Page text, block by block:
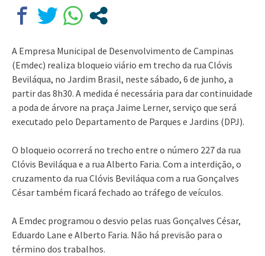
A Empresa Municipal de Desenvolvimento de Campinas
(Emdec) realiza bloqueio viário em trecho da rua Clóvis
Beviláqua, no Jardim Brasil, neste sábado, 6 de junho, a
partir das 8h30. A medida é necessária para dar continuidade
a poda de árvore na praça Jaime Lerner, serviço que será
executado pelo Departamento de Parques e Jardins (DPJ).
O bloqueio ocorrerá no trecho entre o número 227 da rua
Clóvis Beviláqua e a rua Alberto Faria. Com a interdição, o
cruzamento da rua Clóvis Beviláqua com a rua Gonçalves
César também ficará fechado ao tráfego de veículos.
A Emdec programou o desvio pelas ruas Gonçalves César,
Eduardo Lane e Alberto Faria. Não há previsão para o
término dos trabalhos.